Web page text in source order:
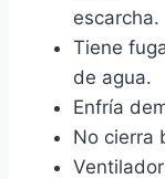
escarcha.
Tiene
de agua.
Enfría
No cierra